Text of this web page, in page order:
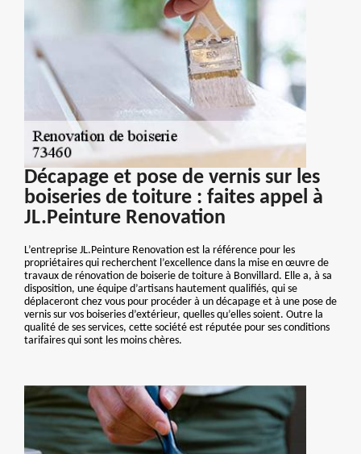
Décapage et pose de vernis sur les
boiseries de toiture : faites appel à
JL.Peinture Renovation
L’entreprise JL.Peinture Renovation est la référence pour les
propriétaires qui recherchent l’excellence dans la mise en œuvre de
travaux de rénovation de boiserie de toiture à Bonvillard. Elle a, à sa
disposition, une équipe d’artisans hautement qualifiés, qui se
déplaceront chez vous pour procéder à un décapage et à une pose de
vernis sur vos boiseries d’extérieur, quelles qu’elles soient. Outre la
qualité de ses services, cette société est réputée pour ses conditions
tarifaires qui sont les moins chères.